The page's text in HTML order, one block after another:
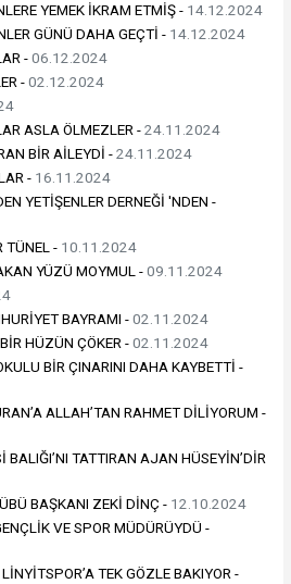
YEMEK İKRAM ETMİŞ - 14.12.2024
GÜNÜ DAHA GEÇTİ - 14.12.2024
-06.12.2024
-02.12.2024
ASLA ÖLMEZLER -24.11.2024
BİR AİLEYDİ -24.11.2024
- 16.11.2024
YETİŞENLER DERNEĞİ 'NDEN -
TÜNEL - 10.11.2024
YÜZÜ MOYMUL -09.11.2024
BAYRAMI -02.11.2024
HÜZÜN ÇÖKER -02.11.2024
BİR ÇINARINI DAHA KAYBETTİ -
ALLAH’TAN RAHMET DİLİYORUM -
TATTIRAN AJAN HÜSEYİN’DİR
BAŞKANI ZEKİ DİNÇ - 12.10.2024
VE SPOR MÜDÜRÜYDÜ -
TEK GÖZLE BAKIYOR -